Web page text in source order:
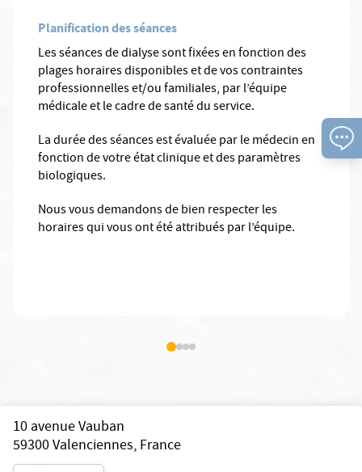
Planification des séances
Les séances de dialyse sont fixées en fonction des
plages horaires disponibles et de vos contraintes
professionnelles et/ou familiales, par l’équipe
médicale et le cadre de santé du service.
La durée des séances est évaluée par le médecin en
fonction de votre état clinique et des paramètres
biologiques.
Nous vous demandons de bien respecter les
horaires qui vous ont été attribués par l’équipe.
10 avenue Vauban
59300Valenciennes,France